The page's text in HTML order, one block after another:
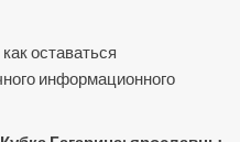
оставаться
информационного